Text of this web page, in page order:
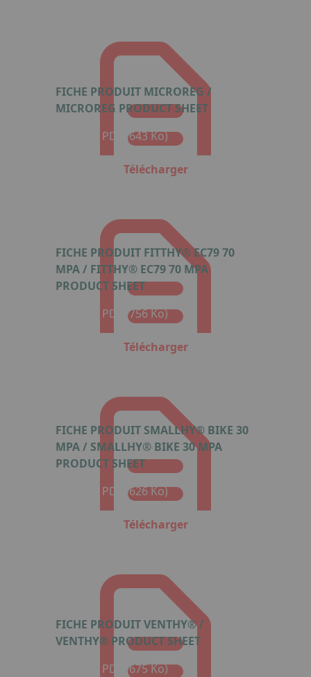
FICHE PRODUIT MICROREG /
MICROREG PRODUCT SHEET
Format : PDF (643 Ko)
Télécharger
FICHE PRODUIT FITTHY® EC79 70
MPA / FITTHY® EC79 70 MPA
PRODUCT SHEET
Format : PDF (756 Ko)
Télécharger
FICHE PRODUIT SMALLHY® BIKE 30
MPA / SMALLHY® BIKE 30 MPA
PRODUCT SHEET
Format : PDF (626 Ko)
Télécharger
FICHE PRODUIT VENTHY® /
VENTHY® PRODUCT SHEET
Format : PDF (675 Ko)